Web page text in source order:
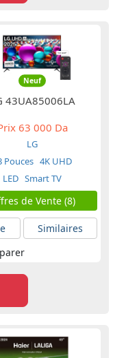
Neuf
43UA85006LA
63 000 Da
LG
Pouces 4K UHD
LED Smart TV
de Vente (8)
Similaires